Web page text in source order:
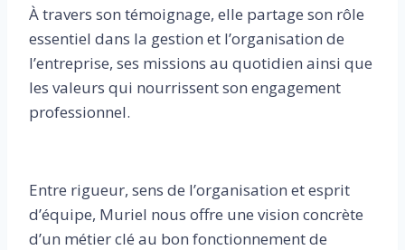
À travers son témoignage, elle partage son rôle
essentiel dans la gestion et l’organisation de
l’entreprise, ses missions au quotidien ainsi que
les valeurs qui nourrissent son engagement
professionnel.
Entre rigueur, sens de l’organisation et esprit
d’équipe, Muriel nous offre une vision concrète
d’un métier clé au bon fonctionnement de